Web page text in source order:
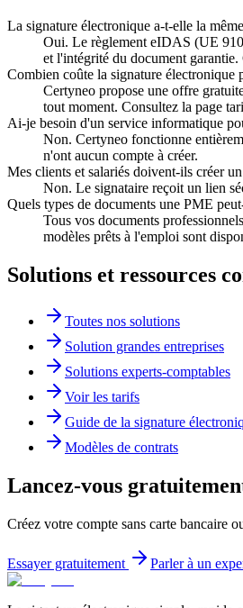
La signature électronique a-t-elle la
Oui. Le règlement eIDAS (UE
et l'intégrité du document
Combien coûte la signature électronique
Certyneo propose une offre
tout moment. Consultez la page
Ai-je besoin d'un service informatique
Non. Certyneo fonctionne
n'ont aucun compte à créer.
Mes clients et salariés doivent-ils créer
Non. Le signataire reçoit un lien
Quels types de documents une PME
Tous vos documents
modèles prêts à l'emploi sont
Solutions et ressources
Toutes nos solutions
Solution grandes entreprises
Solutions experts-comptables
Voir les tarifs
Guide de la signature
Modèles de contrats
Lancez-vous
Créez votre compte sans carte bancaire
Essayer gratuitement Parler à un